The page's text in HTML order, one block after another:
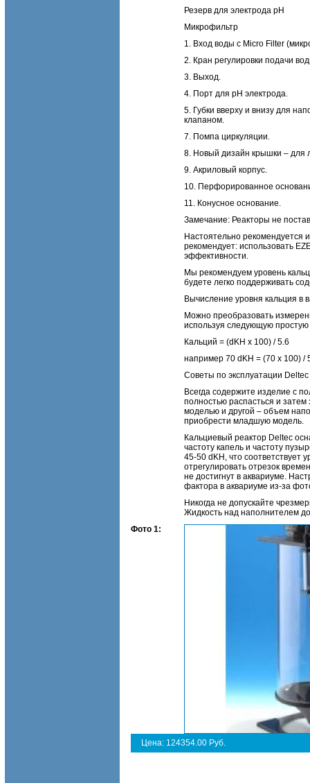
Резерв для электрода pH
Микрофильтр
1. Вход воды с Micro Filter
2. Кран регулировки подачи
3. Выход.
4. Порт для pH электрода.
5. Губки вверху и внизу для
клапаном.
7. Помпа циркуляции.
8. Новый дизайн крышки – для
9. Акриловый корпус.
10. Перфорированное
11. Конусное основание.
Замечание: Реакторы не
Настоятельно рекомендуется
рекомендует: использовать
эффективности.
Мы рекомендуем уровень
будете легко поддерживать
Вычисление уровня кальция в
Можно преобразовать
используя следующую
Кальций = (dKH x 100) / 5.6
например 70 dKH = (70 x 100) /
Советы по эксплуатации
Всегда содержите изделие с
полностью распасться и
моделью и другой – объем
приобрести младшую модель.
Кальциевый реактор Deltec
частоту капель и частоту
45-50 dKH, что соответствует
отрегулировать отрезок
не достигнут в аквариуме.
фактора в аквариуме из-за
Никогда не допускайте
Жидкость над наполнителем
Фото 1:
Цена: 124354.00 Руб.